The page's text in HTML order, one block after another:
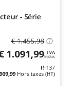
- Série
€ 1.455,98
1.091,99 TVA
Inclus
R-137
Hors taxes (HT)